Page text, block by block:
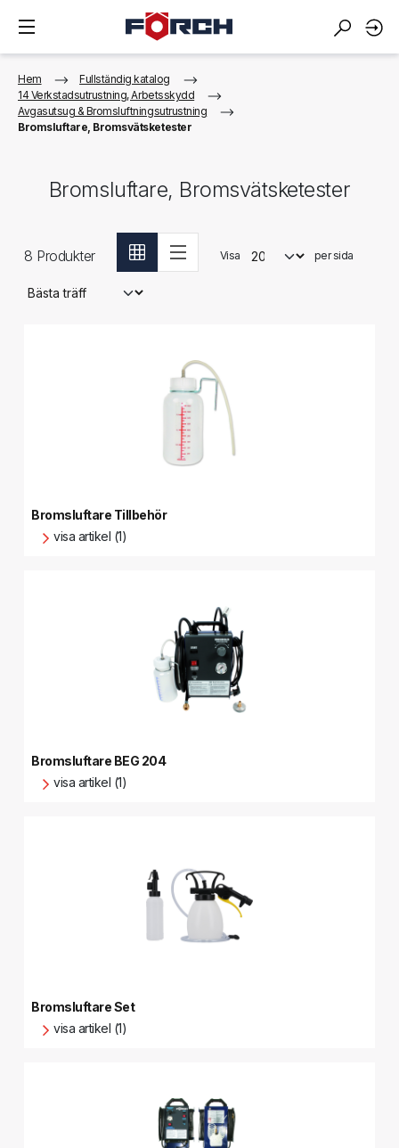
Hem
Fullständig katalog
14 Verkstadsutrustning, Arbetsskydd
Avgasutsug & Bromsluftningsutrustning
Bromsluftare, Bromsvätsketester
Bromsluftare, Bromsvätsketester
8 Produkter Visa per sida
Bromsluftare Tillbehör
visa artikel (1)
Bromsluftare BEG 204
visa artikel (1)
Bromsluftare Set
visa artikel (1)